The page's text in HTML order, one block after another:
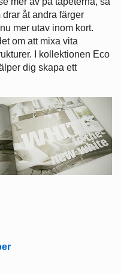
åt andra färger
mer utav inom kort.
om att mixa vita
I kollektionen Eco
dig skapa ett